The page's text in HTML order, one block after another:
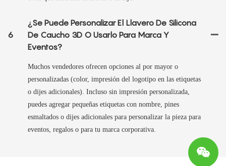
6
¿Se Puede Personalizar El Llavero De Silicona
De Caucho 3D O Usarlo Para Marca Y
Eventos?
Muchos vendedores ofrecen opciones al por mayor o
personalizadas (color, impresión del logotipo en las etiquetas
o dijes adicionales). Incluso sin impresión personalizada,
puedes agregar pequeñas etiquetas con nombre, pines
esmaltados o dijes adicionales para personalizar la pieza para
eventos, regalos o para tu marca corporativa.